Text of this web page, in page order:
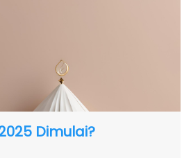
Dimulai?